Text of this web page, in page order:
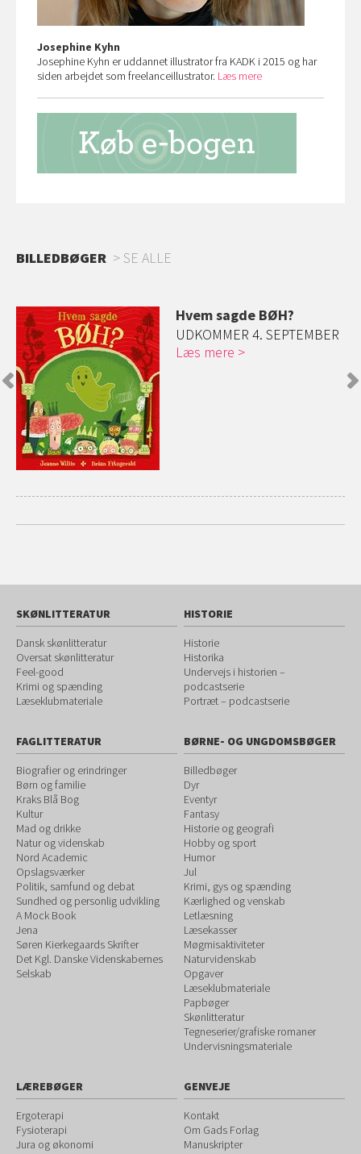
Josephine Kyhn
Josephine Kyhn er uddannet illustrator fra KADK i 2015 og har
siden arbejdet som freelanceillustrator. Læs mere
BILLEDBØGER SE ALLE
Hvem sagde BØH?
UDKOMMER 4. SEPTEMBER
Læs mere
SKØNLITTERATUR
Dansk skønlitteratur
Oversat skønlitteratur
Feel-good
Krimi og spænding
Læseklubmateriale
HISTORIE
Historie
Historika
Undervejs i historien –
podcastserie
Portræt – podcastserie
FAGLITTERATUR
Biografier og erindringer
Børn og familie
Kraks Blå Bog
Kultur
Mad og drikke
Natur og videnskab
Nord Academic
Opslagsværker
Politik, samfund og debat
Sundhed og personlig udvikling
A Mock Book
Jena
Søren Kierkegaards Skrifter
Det Kgl. Danske Videnskabernes
Selskab
BØRNE- OG UNGDOMSBØGER
Billedbøger
Dyr
Eventyr
Fantasy
Historie og geografi
Hobby og sport
Humor
Jul
Krimi, gys og spænding
Kærlighed og venskab
Letlæsning
Læsekasser
Møgmisaktiviteter
Naturvidenskab
Opgaver
Læseklubmateriale
Papbøger
Skønlitteratur
Tegneserier/grafiske romaner
Undervisningsmateriale
LÆREBØGER
Ergoterapi
Fysioterapi
Jura og økonomi
GENVEJE
Kontakt
Om Gads Forlag
Manuskripter